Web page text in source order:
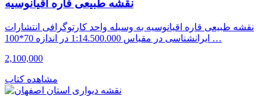
نقشه طبیعی قاره اقیانوسیه
نقشه طبیعی قاره اقیانوسیه به وسیله واحد کارتوگرافی انتشارات
ایرانشناسی در مقیاس 1:14.500.000 در اندازه 70*100 …
2,100,000
مشاهده کتاب